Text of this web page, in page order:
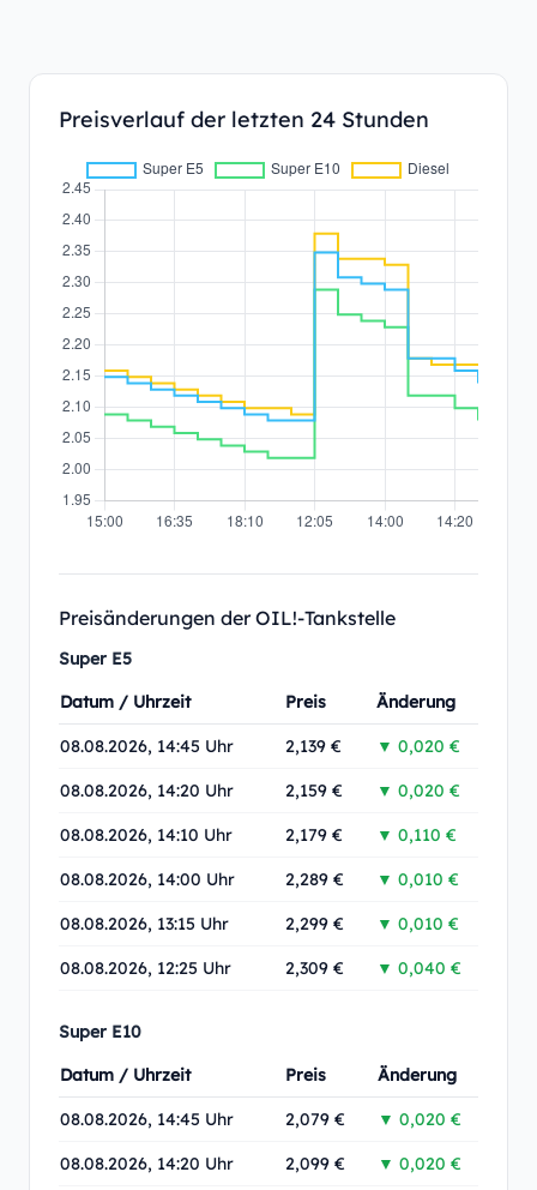
Preisverlauf der letzten 24 Stunden
Preisänderungen der OIL!-Tankstelle
Super E5
Datum / Uhrzeit
Preis Änderung
08.08.2026, 14:45 Uhr 2,139 € ▼ 0,020 €
08.08.2026, 14:20 Uhr 2,159 € ▼ 0,020 €
08.08.2026, 14:10 Uhr 2,179 € ▼ 0,110 €
08.08.2026, 14:00 Uhr 2,289 € ▼ 0,010 €
08.08.2026, 13:15 Uhr 2,299 € ▼ 0,010 €
08.08.2026, 12:25 Uhr 2,309 € ▼ 0,040 €
Super E10
Datum / Uhrzeit
Preis Änderung
08.08.2026, 14:45 Uhr 2,079 € ▼ 0,020 €
08.08.2026, 14:20 Uhr 2,099 € ▼ 0,020 €